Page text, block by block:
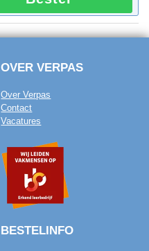
OVER VERPAS
Over Verpas
Contact
Vacatures
BESTELINFO